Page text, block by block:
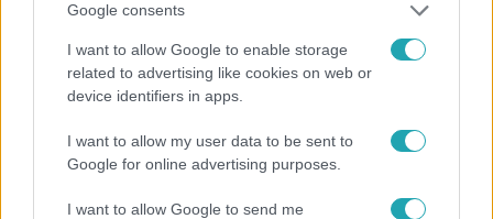
Google consents
I want to allow Google to enable storage
related to advertising like cookies on web or
device identifiers in apps.
I want to allow my user data to be sent to
Google for online advertising purposes.
I want to allow Google to send me
Népszerű